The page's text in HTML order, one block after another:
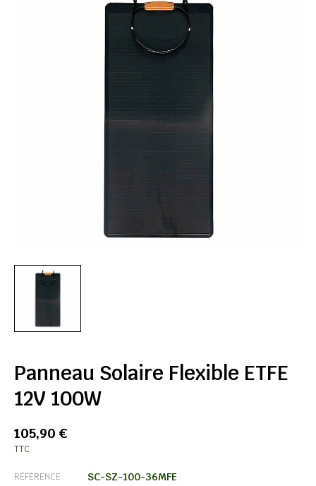
Panneau Solaire Flexible ETFE
12V 100W
105,90 €
TTC
RÉFÉRENCE SC-SZ-100-36MFE